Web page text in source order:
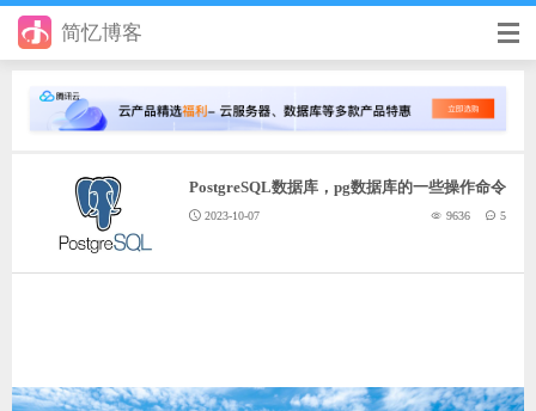
简忆博客
首页
前端
在线工具
PostgreSQL数据库，pg数据库的一些操作命令
2023-10-07 9636 5